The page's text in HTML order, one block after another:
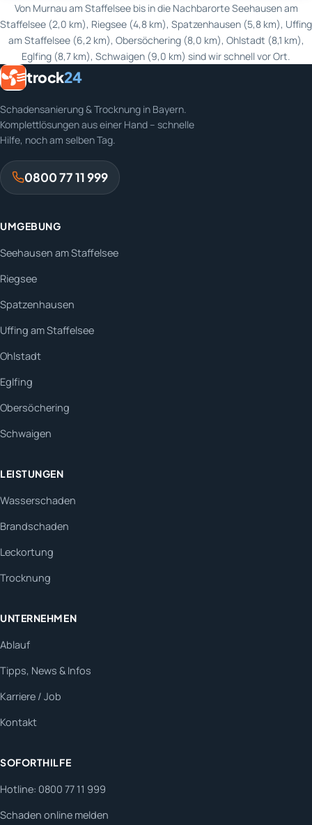
Von Murnau am Staffelsee bis in die Nachbarorte Seehausen am
Staffelsee (2,0 km), Riegsee (4,8 km), Spatzenhausen (5,8 km), Uffing
am Staffelsee (6,2 km), Obersöchering (8,0 km), Ohlstadt (8,1 km),
Eglfing (8,7 km), Schwaigen (9,0 km) sind wir schnell vor Ort.
trock24
Schadensanierung & Trocknung in Bayern.
Komplettlösungen aus einer Hand – schnelle
Hilfe, noch am selben Tag.
0800 77 11 999
UMGEBUNG
Seehausen am Staffelsee
Riegsee
Spatzenhausen
Uffing am Staffelsee
Ohlstadt
Eglfing
Obersöchering
Schwaigen
LEISTUNGEN
Wasserschaden
Brandschaden
Leckortung
Trocknung
UNTERNEHMEN
Ablauf
Tipps, News & Infos
Karriere / Job
Kontakt
SOFORTHILFE
Hotline: 0800 77 11 999
Schaden online melden